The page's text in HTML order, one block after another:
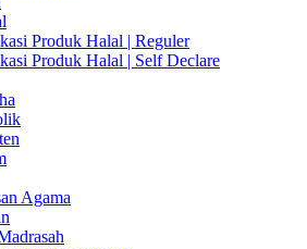
Produk Halal | Reguler
Produk Halal | Self Declare
Agama